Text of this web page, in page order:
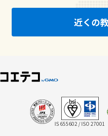
近くの
IS 655602 / ISO 27001